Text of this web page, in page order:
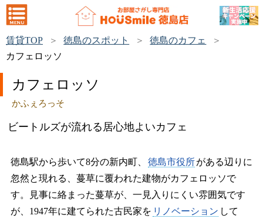
賃貸TOP 徳島のスポット
徳島のカフェ
カフェロッソ
カフェロッソ
かふぇろっそ
ビートルズが流れる居心地よいカフェ
徳島駅から歩いて8分の新内町、 徳島市役所がある辺りに
忽然と現れる、蔓草に覆われた建物がカフェロッソで
す。見事に絡まった蔓草が、一見入りにくい雰囲気です
が、1947年に建てられた古民家を リノベーション して